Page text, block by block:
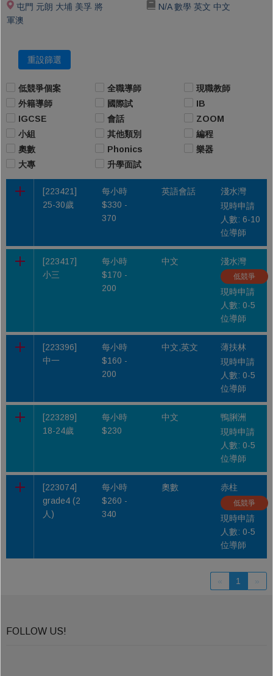
屯門 元朗 大埔 美孚 將
軍澳
N/A 數學 英文 中文
重設篩選
低競爭個案 全職導師
現職教師
外籍導師
國際試
IB
IGCSE
會話
ZOOM
小組
其他類別
編程
奧數
Phonics
樂器
大專
升學面試
[223421]
25-30歲
每小時
$330 -
370
英語會話
淺水灣
現時申請
人數: 6-10
位導師
[223417]
小三
每小時
$170 -
200
中文 淺水灣
低競爭
現時申請
人數: 0-5
位導師
[223396]
中一
每小時
$160 -
200
中文,英文
薄扶林
現時申請
人數: 0-5
位導師
[223289]
18-24歲
每小時
$230
中文
鴨脷洲
現時申請
人數: 0-5
位導師
[223074]
grade4 (2
人)
每小時
$260 -
340
奧數 赤柱
低競爭
現時申請
人數: 0-5
位導師
« 1 »
FOLLOW US!